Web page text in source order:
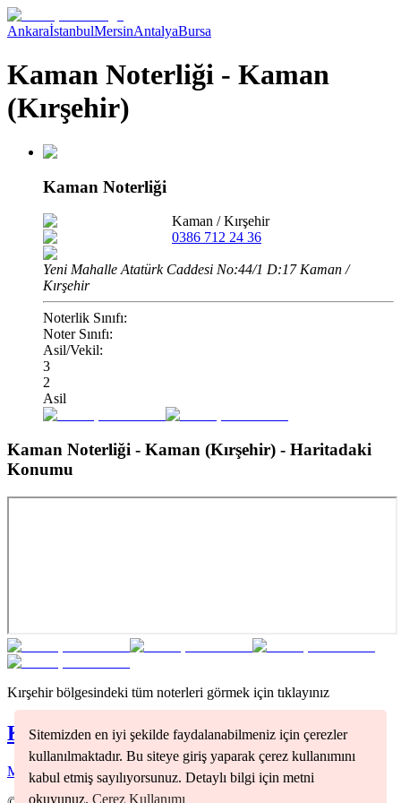
Sitemizden en iyi şekilde faydalanabilmeniz için çerezler
kullanılmaktadır. Bu siteye giriş yaparak çerez kullanımını
kabul etmiş sayılıyorsunuz. Detaylı bilgi için metni
okuyunuz. Çerez Kullanımı
AnkaraİstanbulMersinAntalyaBursa
Kaman Noterliği - Kaman
(Kırşehir)
Kaman Noterliği
Kaman /Kırşehir
0386 712 24 36
Yeni Mahalle Atatürk Caddesi No:44/1 D:17 Kaman /
Kırşehir
Noterlik Sınıfı:
Noter Sınıfı:
Asil/Vekil:
3
2
Asil
Kaman Noterliği - Kaman (Kırşehir) - Haritadaki
Konumu
Kırşehirbölgesindeki tüm noterleri görmek için tıklayınız
KırşehirNoterleri
Merkez (1